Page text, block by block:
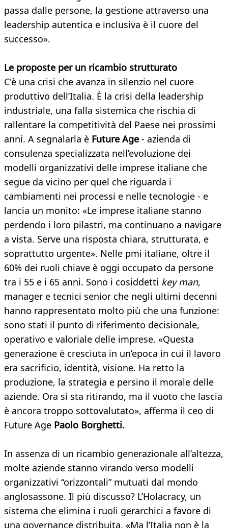
passa dalle persone, la gestione attraverso una
leadership autentica e inclusiva è il cuore del
successo».
Le proposte per un ricambio strutturato
C'è una crisi che avanza in silenzio nel cuore
produttivo dell’Italia. È la crisi della leadership
industriale, una falla sistemica che rischia di
rallentare la competitività del Paese nei prossimi
anni. A segnalarla è Future Age - azienda di
consulenza specializzata nell’evoluzione dei
modelli organizzativi delle imprese italiane che
segue da vicino per quel che riguarda i
cambiamenti nei processi e nelle tecnologie - e
lancia un monito: «Le imprese italiane stanno
perdendo i loro pilastri, ma continuano a navigare
a vista. Serve una risposta chiara, strutturata, e
soprattutto urgente». Nelle pmi italiane, oltre il
60% dei ruoli chiave è oggi occupato da persone
tra i 55 e i 65 anni. Sono i cosiddetti key man,
manager e tecnici senior che negli ultimi decenni
hanno rappresentato molto più che una funzione:
sono stati il punto di riferimento decisionale,
operativo e valoriale delle imprese. «Questa
generazione è cresciuta in un’epoca in cui il lavoro
era sacrificio, identità, visione. Ha retto la
produzione, la strategia e persino il morale delle
aziende. Ora si sta ritirando, ma il vuoto che lascia
è ancora troppo sottovalutato», afferma il ceo di
Future Age Paolo Borghetti.
In assenza di un ricambio generazionale all’altezza,
molte aziende stanno virando verso modelli
organizzativi “orizzontali” mutuati dal mondo
anglosassone. Il più discusso? L’Holacracy, un
sistema che elimina i ruoli gerarchici a favore di
una governance distribuita. «Ma l’Italia non è la